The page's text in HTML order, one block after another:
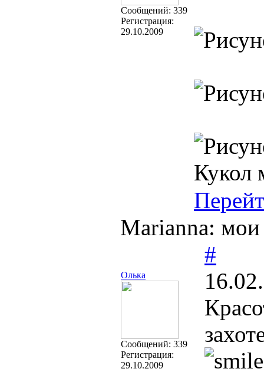
Cообщений: 339
Регистрация:
29.10.2009
Кукол
Marianna:
Олька
Cообщений: 339
Регистрация:
29.10.2009
#